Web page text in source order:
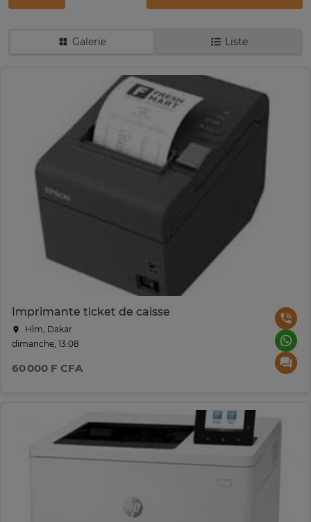
Galerie Liste
Imprimante ticket de caisse
Hlm, Dakar
dimanche, 13:08
60 000 F CFA